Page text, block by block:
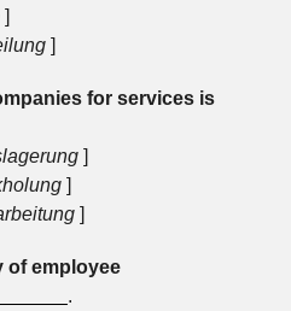
]
]
for services is
]
]
]
of employee
.